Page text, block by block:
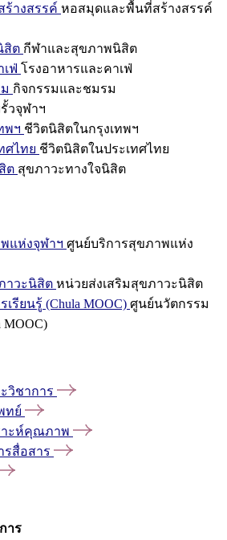
างสรรค์ หอสมุดและพื้นที่สร้างสรรค์
สิต กีฬาและสุขภาพนิสิต
ฟ่ โรงอาหารและคาเฟ่
กิจกรรมและชมรม
วจุฬาฯ
พฯ ชีวิตนิสิตในกรุงเทพฯ
ศไทย ชีวิตนิสิตในประเทศไทย
ต สุขภาวะทางใจนิสิต
แห่งจุฬาฯ ศูนย์บริการสุขภาพแห่ง
าวะนิสิต หน่วยส่งเสริมสุขภาวะนิสิต
รียนรู้ (Chula MOOC) ศูนย์นวัตกรรม
MOOC)
วิชาการ
ทย์
าะห์คุณภาพ
รสื่อสาร
าร